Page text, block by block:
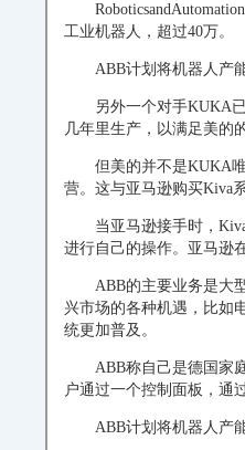
工业机器人，超过40万。
ABB计划将机器人产
另外一个对手KUKA
几年里生产，以满足美的
但美的并不是KUKA
营。这与亚马逊购买Kiva
当亚马逊接手时，
进行自己的操作。亚马逊
ABB的主要业务是大
兴市场的各种机遇，比如
统更加普及。
ABB称自己是德国家
户通过一个控制面板，通
ABB计划将机器人产